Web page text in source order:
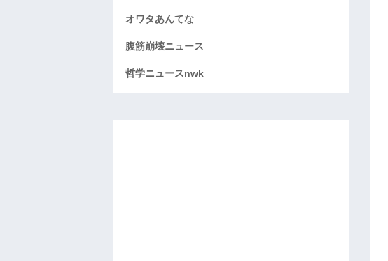
オワタあんてな
腹筋崩壊ニュース
哲学ニュースnwk